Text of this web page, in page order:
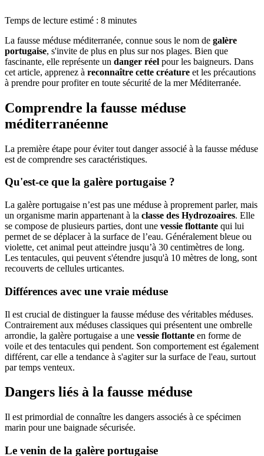
Temps de lecture estimé : 8 minutes
La fausse méduse méditerranée, connue sous le nom de galère
portugaise, s'invite de plus en plus sur nos plages. Bien que
fascinante, elle représente un danger réel pour les baigneurs. Dans
cet article, apprenez à reconnaître cette créature et les précautions
à prendre pour profiter en toute sécurité de la mer Méditerranée.
Comprendre la fausse méduse
méditerranéenne
La première étape pour éviter tout danger associé à la fausse méduse
est de comprendre ses caractéristiques.
Qu'est-ce que la galère portugaise ?
La galère portugaise n’est pas une méduse à proprement parler, mais
un organisme marin appartenant à la classe des Hydrozoaires. Elle
se compose de plusieurs parties, dont une vessie flottante qui lui
permet de se déplacer à la surface de l’eau. Généralement bleue ou
violette, cet animal peut atteindre jusqu’à 30 centimètres de long.
Les tentacules, qui peuvent s'étendre jusqu'à 10 mètres de long, sont
recouverts de cellules urticantes.
Différences avec une vraie méduse
Il est crucial de distinguer la fausse méduse des véritables méduses.
Contrairement aux méduses classiques qui présentent une ombrelle
arrondie, la galère portugaise a une vessie flottante en forme de
voile et des tentacules qui pendent. Son comportement est également
différent, car elle a tendance à s'agiter sur la surface de l'eau, surtout
par temps venteux.
Dangers liés à la fausse méduse
Il est primordial de connaître les dangers associés à ce spécimen
marin pour une baignade sécurisée.
Le venin de la galère portugaise